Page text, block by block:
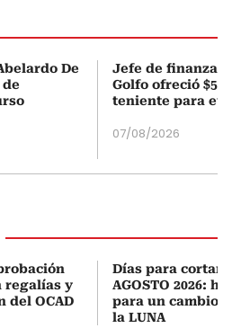
De
Jefe de finanzas
Golfo ofreció
teniente para
07/08/2026
regalías y
del OCAD
Días para
AGOSTO 2026:
para un cambio
la LUNA